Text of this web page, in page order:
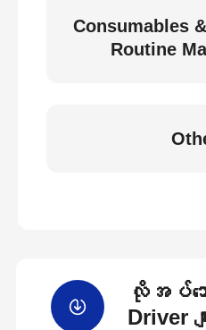
Consumables
Routine
လိုအပ်သော
Driver